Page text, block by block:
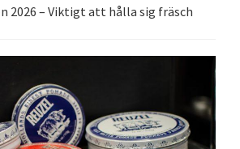
2026 – Viktigt att hålla sig fräsch